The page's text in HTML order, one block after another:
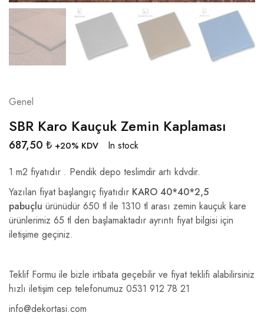
Genel
SBR Karo Kauçuk Zemin Kaplaması
687,50 ₺ +20% KDV
In stock
1 m2 fiyatıdır . Pendik depo teslimdir artı kdvdir.
Yazılan fiyat başlangıç fiyatıdır KARO 40*40*2,5
pabuçlu ürünüdür 650 tl ile 1310 tl arası zemin kauçuk kare
ürünlerimiz 65 tl den başlamaktadır ayrıntı fiyat bilgisi için
iletişime geçiniz.
Teklif Formu ile bizle irtibata geçebilir ve fiyat teklifi alabilirsiniz
hızlı iletişim cep telefonumuz 0531 912 78 21
info@dekortasi.com